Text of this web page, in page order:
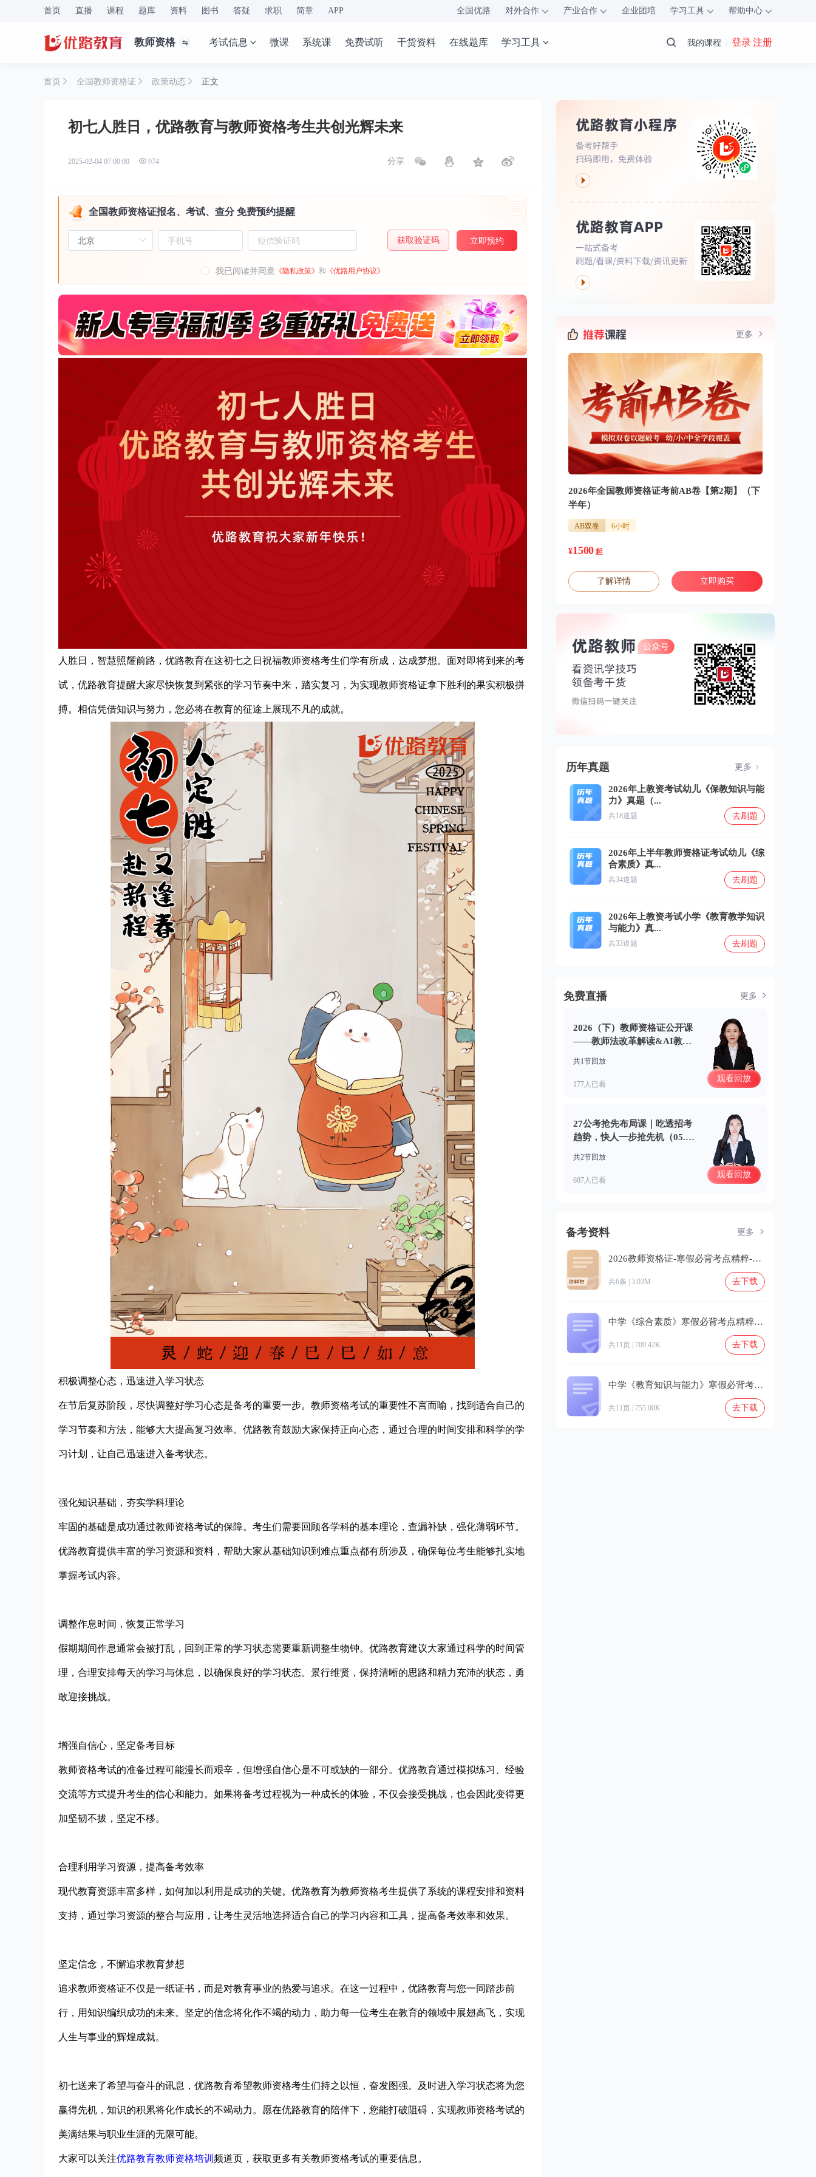
首页 直播 课程 题库 资料 图书 答疑 求职 简章 APP 全国优路 对外合作 产业合作 企业团培 学习工具 帮助中心
教师资格 考试信息 微课 系统课 免费试听 干货资料 在线题库 学习工具 我的课程 登录 注册
首页 全国教师资格证 政策动态 正文
初七人胜日，优路教育与教师资格考生共创光辉未来
2025-02-04 07:00:00 974 分享
全国教师资格证报名、考试、查分 免费预约提醒
获取验证码 立即预约
我已阅读并同意 《隐私政策》 和 《优路用户协议》
人胜日，智慧照耀前路，优路教育在这初七之日祝福教师资格考生们学有所成，达成梦想。面对即将到来的考
试，优路教育提醒大家尽快恢复到紧张的学习节奏中来，踏实复习，为实现教师资格证拿下胜利的果实积极拼
搏。相信凭借知识与努力，您必将在教育的征途上展现不凡的成就。
积极调整心态，迅速进入学习状态
在节后复苏阶段，尽快调整好学习心态是备考的重要一步。教师资格考试的重要性不言而喻，找到适合自己的
学习节奏和方法，能够大大提高复习效率。优路教育鼓励大家保持正向心态，通过合理的时间安排和科学的学
习计划，让自己迅速进入备考状态。
强化知识基础，夯实学科理论
牢固的基础是成功通过教师资格考试的保障。考生们需要回顾各学科的基本理论，查漏补缺，强化薄弱环节。
优路教育提供丰富的学习资源和资料，帮助大家从基础知识到难点重点都有所涉及，确保每位考生能够扎实地
掌握考试内容。
调整作息时间，恢复正常学习
假期期间作息通常会被打乱，回到正常的学习状态需要重新调整生物钟。优路教育建议大家通过科学的时间管
理，合理安排每天的学习与休息，以确保良好的学习状态。景行维贤，保持清晰的思路和精力充沛的状态，勇
敢迎接挑战。
增强自信心，坚定备考目标
教师资格考试的准备过程可能漫长而艰辛，但增强自信心是不可或缺的一部分。优路教育通过模拟练习、经验
交流等方式提升考生的信心和能力。如果将备考过程视为一种成长的体验，不仅会接受挑战，也会因此变得更
加坚韧不拔，坚定不移。
合理利用学习资源，提高备考效率
现代教育资源丰富多样，如何加以利用是成功的关键。优路教育为教师资格考生提供了系统的课程安排和资料
支持，通过学习资源的整合与应用，让考生灵活地选择适合自己的学习内容和工具，提高备考效率和效果。
坚定信念，不懈追求教育梦想
追求教师资格证不仅是一纸证书，而是对教育事业的热爱与追求。在这一过程中，优路教育与您一同踏步前
行，用知识编织成功的未来。坚定的信念将化作不竭的动力，助力每一位考生在教育的领域中展翅高飞，实现
人生与事业的辉煌成就。
初七送来了希望与奋斗的讯息，优路教育希望教师资格考生们持之以恒，奋发图强。及时进入学习状态将为您
赢得先机，知识的积累将化作成长的不竭动力。愿在优路教育的陪伴下，您能打破阻碍，实现教师资格考试的
美满结果与职业生涯的无限可能。
大家可以关注优路教育教师资格培训 频道页，获取更多有关教师资格考试的重要信息。
更多
2026年全国教师资格证考前AB卷【第2期】（下
半年）
AB双卷 6小时
¥1500 起
了解详情 立即购买
历年真题 更多
2026年上教资考试幼儿《保教知识与能
力》真题（...
共18道题 去刷题
2026年上半年教师资格证考试幼儿《综
合素质》真...
共34道题 去刷题
2026年上教资考试小学《教育教学知识
与能力》真...
共33道题 去刷题
免费直播 更多
2026（下）教师资格证公开课
——教师法改革解读&AI教学
共1节回放
177人已看
观看回放
27公考抢先布局课｜吃透招考
趋势，快人一步抢先机（05.3
共2节回放
687人已看
观看回放
备考资料 更多
2026教师资格证-寒假必背考点精粹-2.zip
共6条 | 3.03M 去下载
中学《综合素质》寒假必背考点精粹-2.pdf
共11页 | 709.42K 去下载
中学《教育知识与能力》寒假必背考点精粹-2.pdf
共11页 | 755.00K 去下载